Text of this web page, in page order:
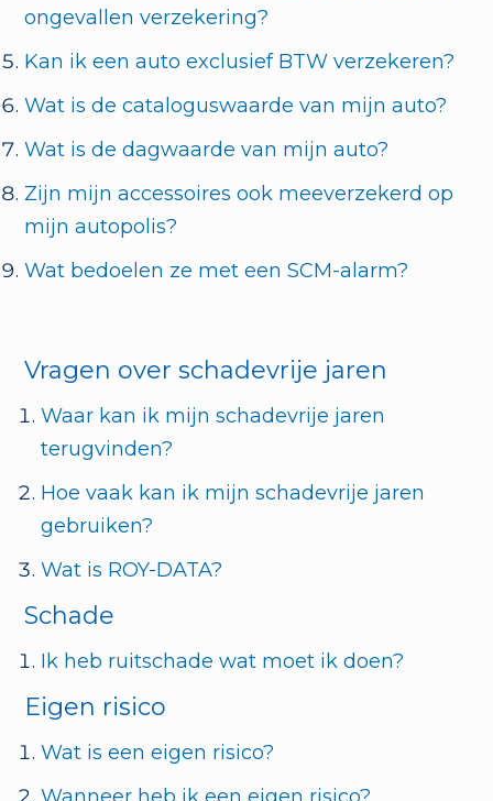
ongevallen verzekering?
Kan ik een auto exclusief BTW verzekeren?
Wat is de cataloguswaarde van mijn auto?
Wat is de dagwaarde van mijn auto?
Zijn mijn accessoires ook meeverzekerd op
mijn autopolis?
Wat bedoelen ze met een SCM-alarm?
Vragen over schadevrije jaren
Waar kan ik mijn schadevrije jaren
terugvinden?
Hoe vaak kan ik mijn schadevrije jaren
gebruiken?
Wat is ROY-DATA?
Schade
Ik heb ruitschade wat moet ik doen?
Eigen risico
Wat is een eigen risico?